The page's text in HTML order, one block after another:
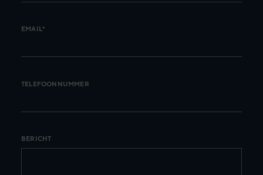
EMAIL*
TELEFOONNUMMER
BERICHT